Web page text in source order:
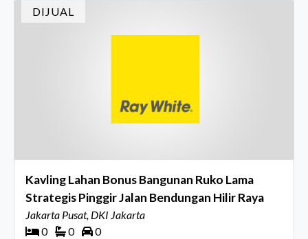
DIJUAL
Kavling Lahan Bonus Bangunan Ruko Lama
Strategis Pinggir Jalan Bendungan Hilir Raya
Jakarta Pusat, DKI Jakarta
0
0 0